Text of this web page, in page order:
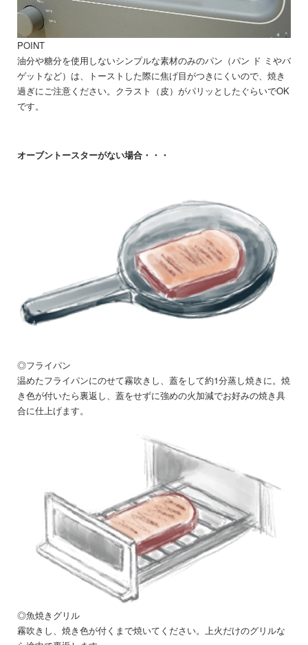
POINT
油分や糖分を使用しないシンプルな素材のみのパン（パン ド ミやバ
ゲットなど）は、トーストした際に焦げ目がつきにくいので、焼き
過ぎにご注意ください。クラスト（皮）がパリッとしたぐらいでOK
です。
オーブントースターがない場合・・・
◎フライパン
温めたフライパンにのせて霧吹きし、蓋をして約1分蒸し焼きに。焼
き色が付いたら裏返し、蓋をせずに強めの火加減でお好みの焼き具
合に仕上げます。
◎魚焼きグリル
霧吹きし、焼き色が付くまで焼いてください。上火だけのグリルな